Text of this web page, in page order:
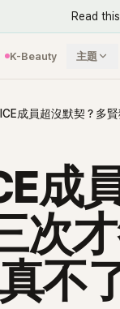
Read
K-Beauty 主題
成
次
不